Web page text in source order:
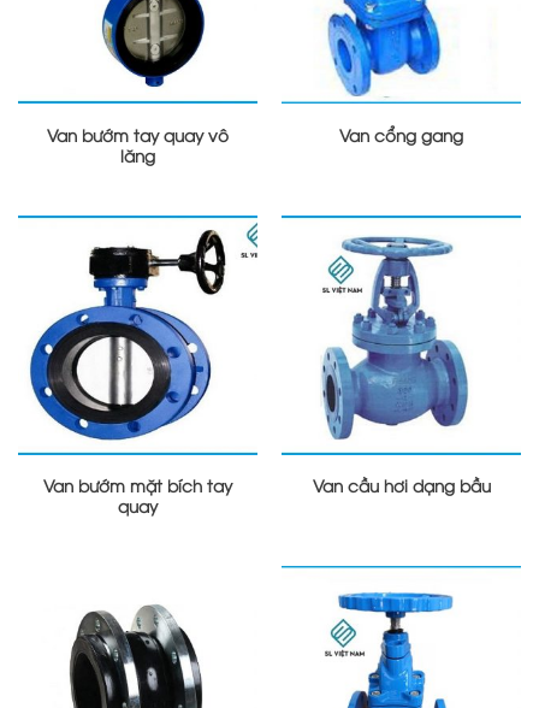
Van bướm tay quay vô
lăng
Van cổng gang
Van bướm mặt bích tay
quay
Van cầu hơi dạng bầu